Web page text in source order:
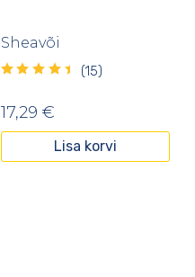
Sheavõi
(15)
17,29 €
Lisa korvi